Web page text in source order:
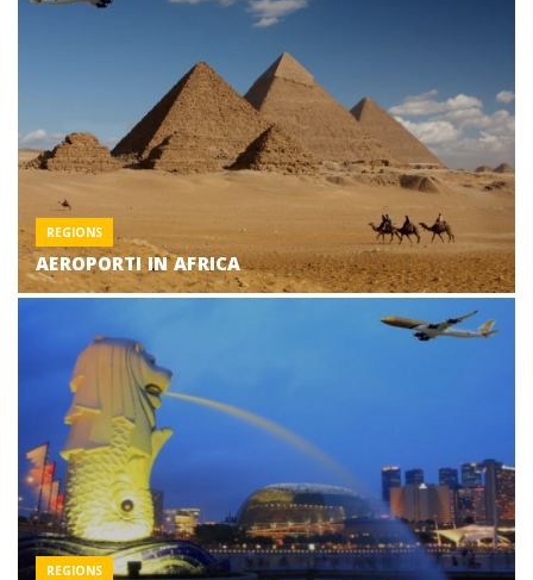
REGIONS
AEROPORTI IN AFRICA
REGIONS